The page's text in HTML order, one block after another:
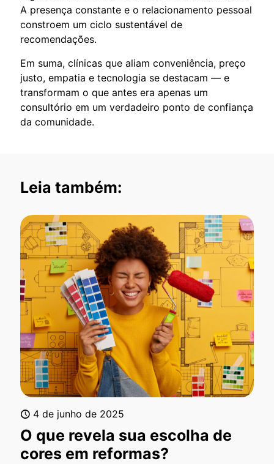
A presença constante e o relacionamento pessoal
constroem um ciclo sustentável de
recomendações.
Em suma, clínicas que aliam conveniência, preço
justo, empatia e tecnologia se destacam — e
transformam o que antes era apenas um
consultório em um verdadeiro ponto de confiança
da comunidade.
Leia também:
4 de junho de 2025
O que revela sua escolha de
cores em reformas?